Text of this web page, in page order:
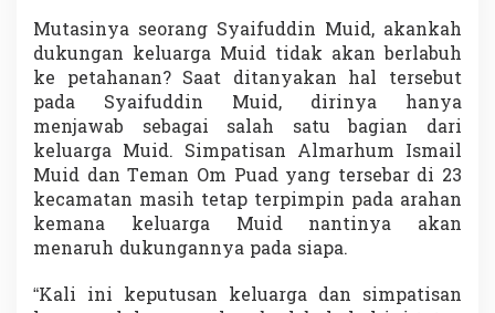
Mutasinya seorang Syaifuddin Muid, akankah
dukungan keluarga Muid tidak akan berlabuh
ke petahanan? Saat ditanyakan hal tersebut
pada Syaifuddin Muid, dirinya hanya
menjawab sebagai salah satu bagian dari
keluarga Muid. Simpatisan Almarhum Ismail
Muid dan Teman Om Puad yang tersebar di 23
kecamatan masih tetap terpimpin pada arahan
kemana keluarga Muid nantinya akan
menaruh dukungannya pada siapa.
“Kali ini keputusan keluarga dan simpatisan